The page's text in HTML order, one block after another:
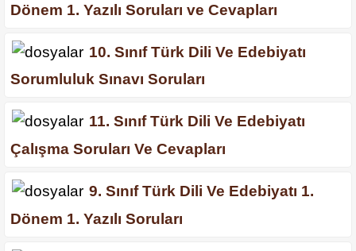
Dönem 1. Yazılı Soruları ve Cevapları
10. Sınıf Türk Dili Ve Edebiyatı
Sorumluluk Sınavı Soruları
11. Sınıf Türk Dili Ve Edebiyatı
Çalışma Soruları Ve Cevapları
9. Sınıf Türk Dili Ve Edebiyatı 1.
Dönem 1. Yazılı Soruları